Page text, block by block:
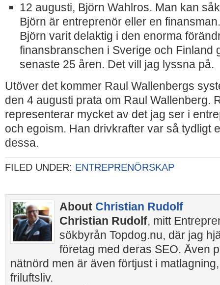
12 augusti, Björn Wahlros. Man kan
Björn är entreprenör eller en
Björn varit delaktig i den enorma
finansbranschen i Sverige och Finland
senaste 25 åren. Det vill jag lyssna på.
Utöver det kommer Raul Wallenbergs
den 4 augusti prata om Raul Wallenberg.
representerar mycket av det jag ser i
och egoism. Han drivkrafter var så tydligt
dessa.
FILED UNDER: ENTREPRENÖRSKAP
About Christian Rudolf
Christian Rudolf, mitt
sökbyrån Topdog.nu, där jag
företag med deras SEO. Även
nätnörd men är även förtjust i
friluftsliv.